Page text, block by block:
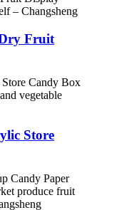
Fruit
Store